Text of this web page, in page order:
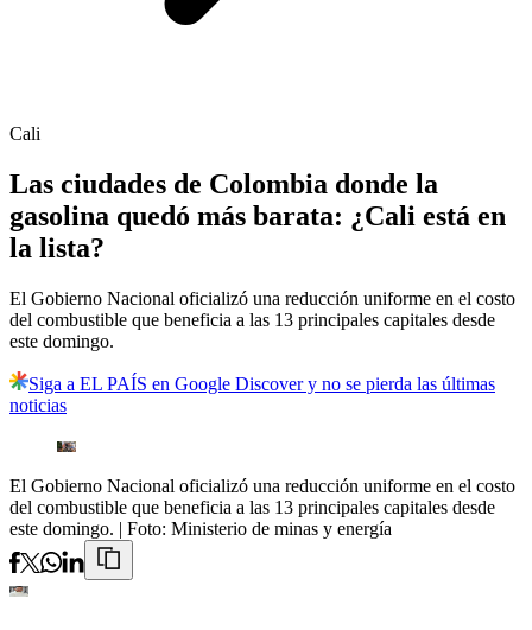
Cali
Las ciudades de Colombia donde la
gasolina quedó más barata: ¿Cali está en
la lista?
El Gobierno Nacional oficializó una reducción uniforme en el costo
del combustible que beneficia a las 13 principales capitales desde
este domingo.
Siga a EL PAÍS en Google Discover y no se pierda las últimas
noticias
El Gobierno Nacional oficializó una reducción uniforme en el costo
del combustible que beneficia a las 13 principales capitales desde
este domingo. | Foto: Ministerio de minas y energía